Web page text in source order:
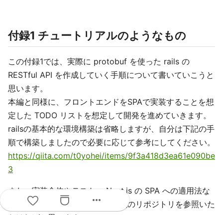
付録1 チュートリアルのようなもの
この付録1では、実際に protobuf を使った rails の
RESTful API を作成していく手順について書いていこうと
思います。
本編と同様に、フロントエンドをSPAで実装することを想
定した TODO リストを想定して開発を進めていきます。
railsの基本的な環境構築は省略しますが、自分は下記の手
順で構築しましたので必要に応じて参考にしてください。
https://qiita.com/t0yohei/items/9f3a418d3ea61e090be
3
また、実装全体やテスト、 Nuxt.js の SPA への適用法な
どの詳細が知りたい場合は、下記のリポジトリを参照いた
more_horiz